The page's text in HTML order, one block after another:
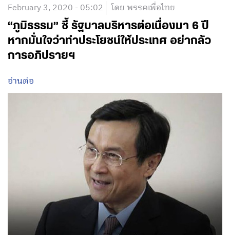
February 3, 2020 - 05:02 โดย พรรคเพื่อไทย
“ภูมิธรรม” ชี้ รัฐบาลบริหารต่อเนื่องมา 6 ปี
หากมั่นใจว่าทำประโยชน์ให้ประเทศ อย่ากลัว
การอภิปรายฯ
อ่านต่อ